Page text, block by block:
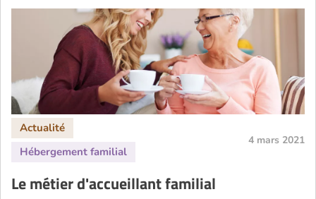
4 mars 2021
Le métier d'accueillant familial